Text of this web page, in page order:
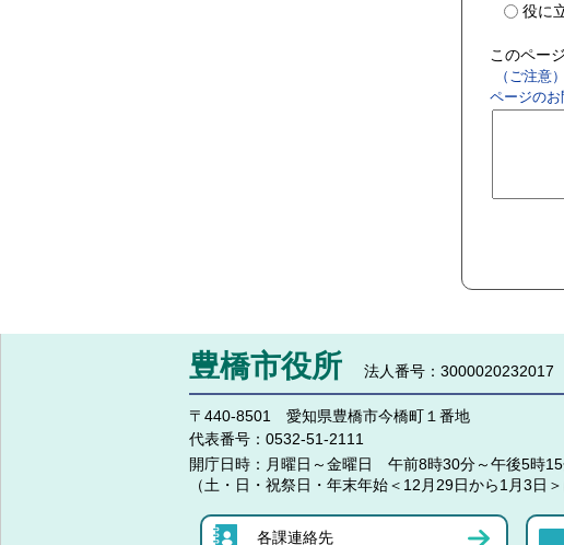
役に
このペー
（ご注意
ページのお
豊橋市役所 法人番号：3000020232017
〒440-8501 愛知県豊橋市今橋町１番地
代表番号： 0532-51-2111
開庁日時： 月曜日～金曜日 午前8時30分～午後5時
（土・日・祝祭日・年末年始＜12月29日から1月3日＞
各課連絡先